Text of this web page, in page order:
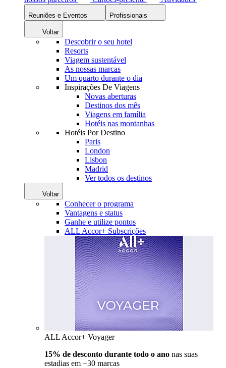
Reuniões e Eventos Profissionais
Voltar
Descobrir o seu hotel
Resorts
Viagem sustentável
As nossas marcas
Um quarto durante o dia
Inspirações De Viagens
Novas aberturas
Destinos dos mês
Viagens em família
Hotéis nas montanhas
Hotéis Por Destino
Paris
London
Lisbon
Madrid
Ver todos os destinos
Voltar
Conhecer o programa
Vantagens e status
Ganhe e utilize pontos
ALL Accor+ Subscrições
ALL Accor+ Voyager
15% de desconto durante todo o ano nas suas
estadias em +30 marcas